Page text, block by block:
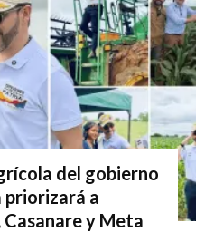
del gobierno
priorizará a
y Meta